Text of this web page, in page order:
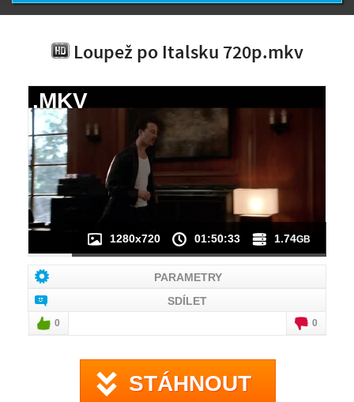
Loupež po Italsku 720p.mkv
NÁHLED VIDEA
NENÍ K DISPOZICI
1280x720 01:50:33 1.74GB
.MKV
PARAMETRY
SDÍLET
0 0
STÁHNOUT